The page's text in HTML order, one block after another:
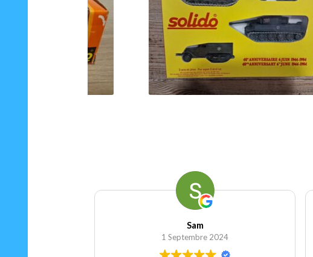
75.00
Ajouter au panier